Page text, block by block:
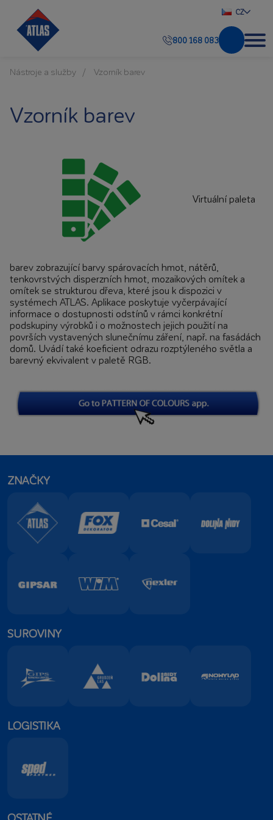
CZ
800 168 083
Nástroje a služby Vzorník barev
Vzorník barev
Virtuální paleta
barev zobrazující barvy spárovacích hmot, nátěrů,
tenkovrstvých disperzních hmot, mozaikových omítek a
omítek se strukturou dřeva, které jsou k dispozici v
systémech ATLAS. Aplikace poskytuje vyčerpávající
informace o dostupnosti odstínů v rámci konkrétní
podskupiny výrobků i o možnostech jejich použití na
površích vystavených slunečnímu záření, např. na fasádách
domů. Uvádí také koeficient odrazu rozptýleného světla a
barevný ekvivalent v paletě RGB.
ZNAČKY
SUROVINY
LOGISTIKA
OSTATNÉ